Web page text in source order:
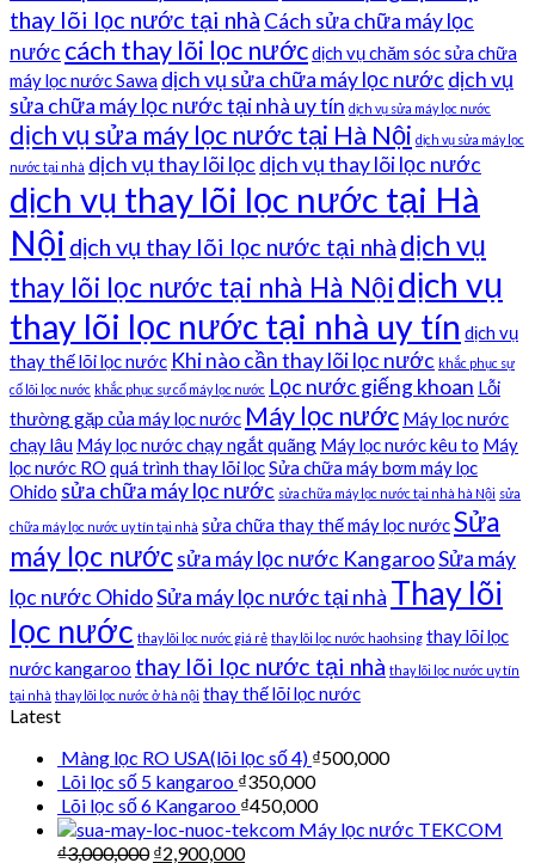
thay lõi lọc nước tại nhà Cách sửa chữa máy lọc
nước cách thay lõi lọc nướcdịch vụ chăm sóc sửa chữa
máy lọc nước Sawa dịch vụ sửa chữa máy lọc nước dịch vụ
sửa chữa máy lọc nước tại nhà uy tín dịch vụ sửa máy lọc nước
dịch vụ sửa máy lọc nước tại Hà Nội dịch vụ sửa máy lọc
nước tại nhà dịch vụ thay lõi lọc dịch vụ thay lõi lọc nước
dịch vụ thay lõi lọc nước tại Hà
Nội dịch vụ thay lõi lọc nước tại nhà dịch vụ
thay lõi lọc nước tại nhà Hà Nộidịch vụ
thay lõi lọc nước tại nhà uy tín dịch vụ
thay thế lõi lọc nước Khi nào cần thay lõi lọc nước khắc phục sự
cố lõi lọc nước khắc phục sự cố máy lọc nước Lọc nước giếng khoan Lỗi
thường gặp của máy lọc nước Máy lọc nước Máy lọc nước
chạy lâu Máy lọc nước chạy ngắt quãng Máy lọc nước kêu to Máy
lọc nước RO quá trình thay lõi lọcSửa chữa máy bơm máy lọc
Ohido sửa chữa máy lọc nước sửa chữa máy lọc nước tại nhà hà Nội sửa
chữa máy lọc nước uy tín tại nhà sửa chữa thay thế máy lọc nướcSửa
máy lọc nướcsửa máy lọc nước KangarooSửa máy
lọc nước OhidoSửa máy lọc nước tại nhà Thay lõi
lọc nước thay lõi lọc nước giá rẻ thay lõi lọc nước haohsing thay lõi lọc
nước kangaroo thay lõi lọc nước tại nhà thay lõi lọc nước uy tín
tại nhà thay lõi lọc nước ở hà nội thay thế lõi lọc nước
Latest
Màng lọc RO USA(lõi lọc số 4) ₫500,000
Lõi lọc số 5 kangaroo ₫350,000
Lõi lọc số 6 Kangaroo ₫450,000
Máy lọc nước TEKCOM
₫3,000,000 ₫2,900,000